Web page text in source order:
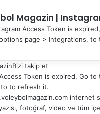
Magazin |
Access Token is
page > Integrations, to
Bizi takip et
Token is expired, Go
to refresh it.
internet
fotoğraf, video ve tüm